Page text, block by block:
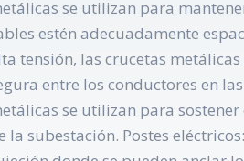
se utilizan para
estén adecuadamente
tensión, las crucetas
entre los conductores en
se utilizan para
la subestación. Postes